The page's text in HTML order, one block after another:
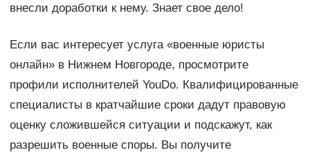
внесли доработки к нему. Знает свое дело!
Если вас интересует услуга «военные юристы
онлайн» в Нижнем Новгороде, просмотрите
профили исполнителей YouDo. Квалифицированные
специалисты в кратчайшие сроки дадут правовую
оценку сложившейся ситуации и подскажут, как
разрешить военные споры. Вы получите